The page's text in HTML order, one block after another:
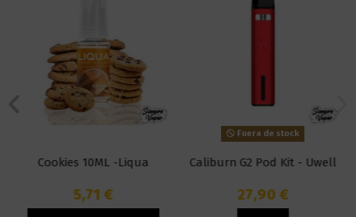
Cookies 10ML -Liqua
5,71 €
Fuera de stock
Caliburn G2 Pod Kit - Uwell
27,90 €